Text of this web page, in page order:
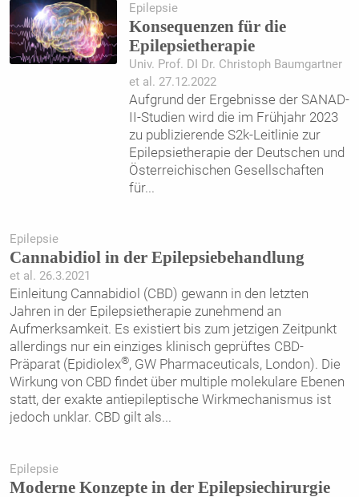
Epilepsie
Konsequenzen für die
Epilepsietherapie
Univ. Prof. DI Dr. Christoph Baumgartner
et al. 27.12.2022
Aufgrund der Ergebnisse der SANAD-
II-Studien wird die im Frühjahr 2023
zu publizierende S2k-Leitlinie zur
Epilepsietherapie der Deutschen und
Österreichischen Gesellschaften
für...
Epilepsie
Cannabidiol in der Epilepsiebehandlung
et al. 26.3.2021
Einleitung Cannabidiol (CBD) gewann in den letzten
Jahren in der Epilepsietherapie zunehmend an
Aufmerksamkeit. Es existiert bis zum jetzigen Zeitpunkt
allerdings nur ein einziges klinisch geprüftes CBD-
Präparat (Epidiolex®, GW Pharmaceuticals, London). Die
Wirkung von CBD findet über multiple molekulare Ebenen
statt, der exakte antiepileptische Wirkmechanismus ist
jedoch unklar. CBD gilt als...
Epilepsie
Moderne Konzepte in der Epilepsiechirurgie